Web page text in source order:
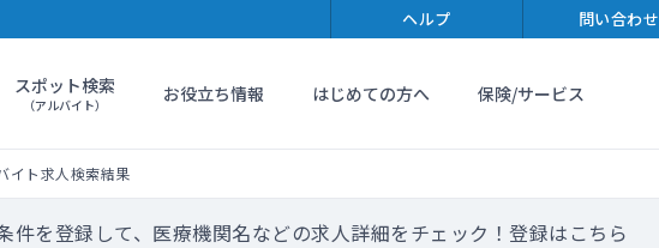
ヘルプ 問い合わせ
スポット検索
（アルバイト） お役立ち情報 はじめての方へ 保険/サービス
イト求人検索結果
件を登録して、医療機関名などの求人詳細をチェック！登録はこちら